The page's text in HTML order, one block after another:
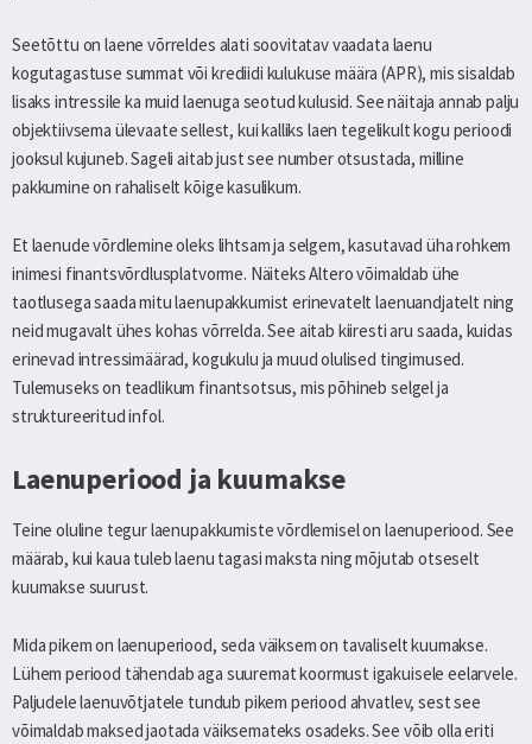
Seetõttu on laene võrreldes alati soovitatav vaadata laenu
kogutagastuse summat või krediidi kulukuse määra (APR), mis sisaldab
lisaks intressile ka muid laenuga seotud kulusid. See näitaja annab palju
objektiivsema ülevaate sellest, kui kalliks laen tegelikult kogu perioodi
jooksul kujuneb. Sageli aitab just see number otsustada, milline
pakkumine on rahaliselt kõige kasulikum.
Et laenude võrdlemine oleks lihtsam ja selgem, kasutavad üha rohkem
inimesi finantsvõrdlusplatvorme. Näiteks Altero võimaldab ühe
taotlusega saada mitu laenupakkumist erinevatelt laenuandjatelt ning
neid mugavalt ühes kohas võrrelda. See aitab kiiresti aru saada, kuidas
erinevad intressimäärad, kogukulu ja muud olulised tingimused.
Tulemuseks on teadlikum finantsotsus, mis põhineb selgel ja
struktureeritud infol.
Laenuperiood ja kuumakse
Teine oluline tegur laenupakkumiste võrdlemisel on laenuperiood. See
määrab, kui kaua tuleb laenu tagasi maksta ning mõjutab otseselt
kuumakse suurust.
Mida pikem on laenuperiood, seda väiksem on tavaliselt kuumakse.
Lühem periood tähendab aga suuremat koormust igakuisele eelarvele.
Paljudele laenuvõtjatele tundub pikem periood ahvatlev, sest see
võimaldab maksed jaotada väiksemateks osadeks. See võib olla eriti